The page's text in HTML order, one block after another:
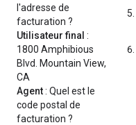
l'adresse de
facturation ?
Utilisateur final :
1800 Amphibious
Blvd. Mountain View,
CA
Agent: Quel est le
code postal de
facturation ?